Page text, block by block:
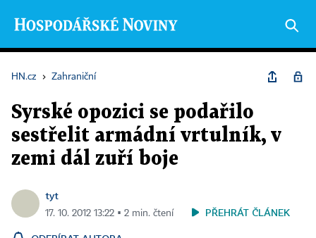
HN.cz › Zahraniční
Syrské opozici se podařilo
sestřelit armádní vrtulník, v
zemi dál zuří boje
tyt
17. 10. 2012 13:22 ▪ 2 min. čtení PŘEHRÁT ČLÁNEK